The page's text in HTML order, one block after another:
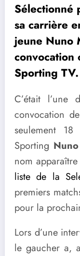
Sélectionné
sa carrière
jeune Nuno
convocation
Sporting TV.
C’était l’une
convocation de
seulement
Sporting
nom
liste de la
premiers
pour la
Lors d’une
le gaucher a,